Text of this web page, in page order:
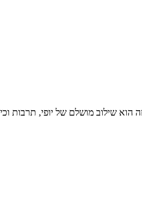
הוא שילוב מושלם של יופי,